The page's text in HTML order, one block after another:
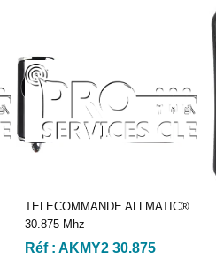
TELECOMMANDE ALLMATIC®
30.875 Mhz
Réf : AKMY2 30.875